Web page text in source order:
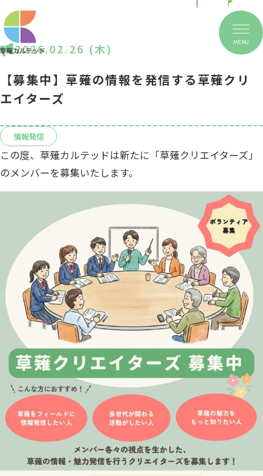
MENU
2026.02.26 (木)
【募集中】草薙の情報を発信する草薙クリ
エイターズ
情報発信
この度、草薙カルテッドは新たに「草薙クリエイターズ」
のメンバーを募集いたします。